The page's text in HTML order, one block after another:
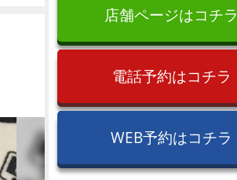
店舗ページはコチラ
電話予約はコチラ
WEB予約はコチラ